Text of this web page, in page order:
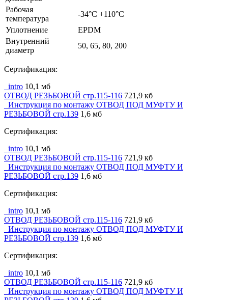
Рабочая
температура
-34°C +110°C
Уплотнение
EPDM
Внутренний
диаметр
50, 65, 80, 200
Сертификация:
_intro 10,1 мб
ОТВОД РЕЗЬБОВОЙ стр.115-116 721,9 кб
_Инструкция по монтажу ОТВОД ПОД МУФТУ И
РЕЗЬБОВОЙ стр.139 1,6 мб
Сертификация:
_intro 10,1 мб
ОТВОД РЕЗЬБОВОЙ стр.115-116 721,9 кб
_Инструкция по монтажу ОТВОД ПОД МУФТУ И
РЕЗЬБОВОЙ стр.139 1,6 мб
Сертификация:
_intro 10,1 мб
ОТВОД РЕЗЬБОВОЙ стр.115-116 721,9 кб
_Инструкция по монтажу ОТВОД ПОД МУФТУ И
РЕЗЬБОВОЙ стр.139 1,6 мб
Сертификация:
_intro 10,1 мб
ОТВОД РЕЗЬБОВОЙ стр.115-116 721,9 кб
_Инструкция по монтажу ОТВОД ПОД МУФТУ И